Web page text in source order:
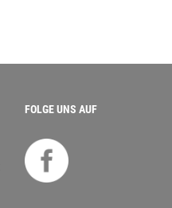
FOLGE UNS AUF